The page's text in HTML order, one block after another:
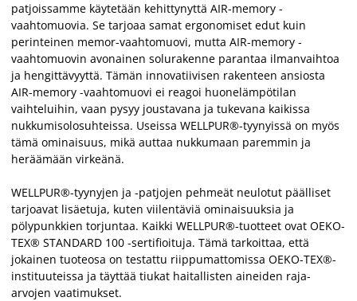
patjoissamme käytetään kehittynyttä AIR-memory -
vaahtomuovia. Se tarjoaa samat ergonomiset edut kuin
perinteinen memor-vaahtomuovi, mutta AIR-memory -
vaahtomuovin avonainen solurakenne parantaa ilmanvaihtoa
ja hengittävyyttä. Tämän innovatiivisen rakenteen ansiosta
AIR-memory -vaahtomuovi ei reagoi huonelämpötilan
vaihteluihin, vaan pysyy joustavana ja tukevana kaikissa
nukkumisolosuhteissa. Useissa WELLPUR®-tyynyissä on myös
tämä ominaisuus, mikä auttaa nukkumaan paremmin ja
heräämään virkeänä.
WELLPUR®-tyynyjen ja -patjojen pehmeät neulotut päälliset
tarjoavat lisäetuja, kuten viilentäviä ominaisuuksia ja
pölypunkkien torjuntaa. Kaikki WELLPUR®-tuotteet ovat OEKO-
TEX® STANDARD 100 -sertifioituja. Tämä tarkoittaa, että
jokainen tuoteosa on testattu riippumattomissa OEKO-TEX®-
instituuteissa ja täyttää tiukat haitallisten aineiden raja-
arvojen vaatimukset.